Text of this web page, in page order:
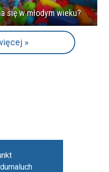
się w młodym wieku?
»